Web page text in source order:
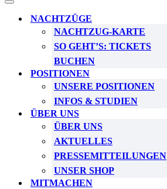
Navigationsmenü
NACHTZÜGE
NACHTZUG-KARTE
SO GEHT’S: TICKETS
BUCHEN
POSITIONEN
UNSERE POSITIONEN
INFOS & STUDIEN
ÜBER UNS
ÜBER UNS
AKTUELLES
PRESSEMITTEILUNGEN
UNSER SHOP
MITMACHEN